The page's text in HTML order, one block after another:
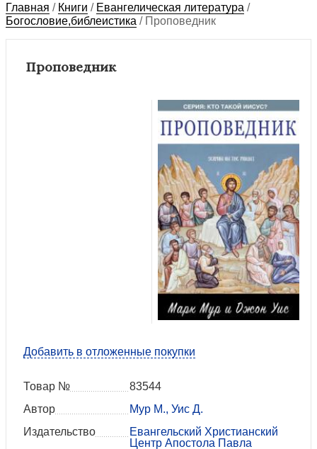
Главная / Книги / Евангелическая литература /
Богословие,библеистика / Проповедник
Проповедник
Добавить в отложенные покупки
Товар №
83544
Автор
Мур М., Уис Д.
Издательство
Евангельский Христианский
Центр Апостола Павла